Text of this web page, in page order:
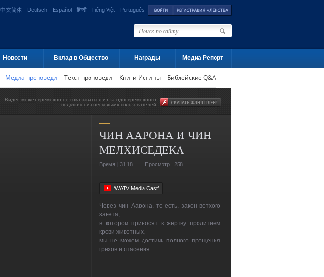
中文简体 Deutsch Español हिन्दी Tiếng Việt Português
Новости Вклад в Общество Награды Медиа Репорт
Медиа проповеди Текст проповеди Книги Истины Библейские Q&A
Видео может временно не показываться из-за одновременного
подключения нескольких пользователей